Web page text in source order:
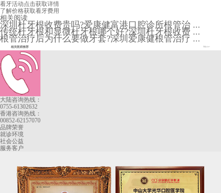
看牙活动点击获取详情
了解价格获取看牙费用
相关阅读
深圳杜牙根收费贵吗?爱康健富港口腔诊所根管治 ...
传统杜牙根和显微杜牙根哪个好?深圳杜牙根收费 ...
根管治疗后为什么要做牙套?深圳爱康健根管治疗 ...
相关医师推荐 More+
大陆咨询热线：
0755-61302632
香港咨询热线：
00852-62157070
品牌荣誉
就诊环境
社会公益
服务客户